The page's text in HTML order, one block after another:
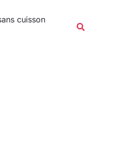
cuisson